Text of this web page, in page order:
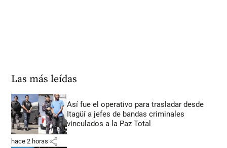
Las más leídas
Así fue el operativo para trasladar desde
Itagüí a jefes de bandas criminales
vinculados a la Paz Total
hace 2 horas share